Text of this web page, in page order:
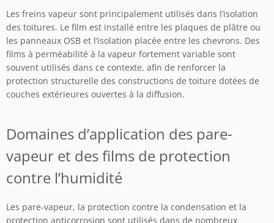
Les freins vapeur sont principalement utilisés dans l’isolation
des toitures. Le film est installé entre les plaques de plâtre ou
les panneaux OSB et l’isolation placée entre les chevrons. Des
films à perméabilité à la vapeur fortement variable sont
souvent utilisés dans ce contexte, afin de renforcer la
protection structurelle des constructions de toiture dotées de
couches extérieures ouvertes à la diffusion.
Domaines d’application des pare-
vapeur et des films de protection
contre l’humidité
Les pare-vapeur, la protection contre la condensation et la
protection anticorrosion sont utilisés dans de nombreux